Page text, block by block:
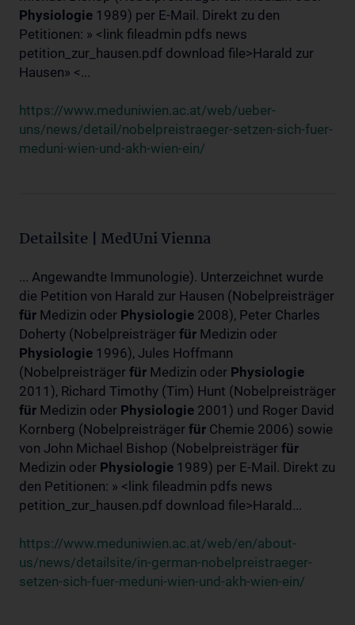
Physiologie 1989) per E-Mail. Direkt zu den
Petitionen: » <link fileadmin pdfs news
petition_zur_hausen.pdf download file>Harald zur
Hausen» <...
https://www.meduniwien.ac.at/web/ueber-
uns/news/detail/nobelpreistraeger-setzen-sich-fuer-
meduni-wien-und-akh-wien-ein/
Detailsite | MedUni Vienna
... Angewandte Immunologie). Unterzeichnet wurde
die Petition von Harald zur Hausen (Nobelpreisträger
für Medizin oder Physiologie 2008), Peter Charles
Doherty (Nobelpreisträger für Medizin oder
Physiologie 1996), Jules Hoffmann
(Nobelpreisträger für Medizin oder Physiologie
2011), Richard Timothy (Tim) Hunt (Nobelpreisträger
für Medizin oder Physiologie 2001) und Roger David
Kornberg (Nobelpreisträger für Chemie 2006) sowie
von John Michael Bishop (Nobelpreisträger für
Medizin oder Physiologie 1989) per E-Mail. Direkt zu
den Petitionen: » <link fileadmin pdfs news
petition_zur_hausen.pdf download file>Harald...
https://www.meduniwien.ac.at/web/en/about-
us/news/detailsite/in-german-nobelpreistraeger-
setzen-sich-fuer-meduni-wien-und-akh-wien-ein/